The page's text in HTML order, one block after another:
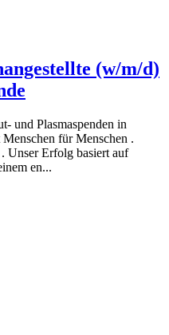
(w/m/d)
und Plasmaspenden in
für Menschen .
Unser Erfolg basiert auf
en...